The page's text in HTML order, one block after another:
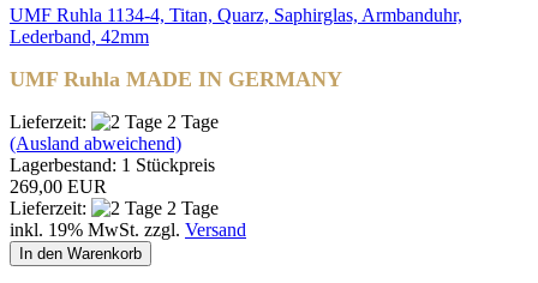
UMF Ruhla 1134-4, Titan, Quarz, Saphirglas, Armbanduhr,
Lederband, 42mm
UMF Ruhla MADE IN GERMANY
Lieferzeit:
2 Tage
(Ausland abweichend)
Lagerbestand: 1 Stückpreis
269,00 EUR
Lieferzeit:
2 Tage
inkl. 19% MwSt. zzgl. Versand
In den Warenkorb